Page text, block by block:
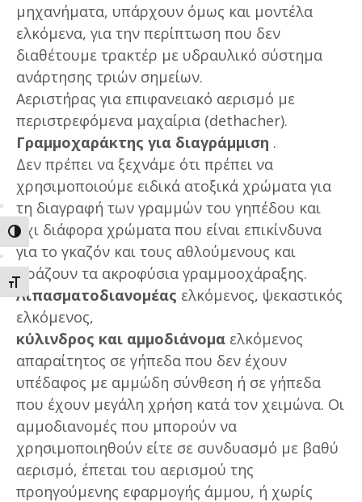
ΕΝΑΛΛΑΓΗ ΥΨΗΛΗΣ ΑΝΤΙΘΕΣΗΣ
ΕΝΑΛΛΑΓΗ ΜΕΓΕΘΟΥΣ ΓΡΑΜΜΑΤΩΝ
μηχανήματα, υπάρχουν όμως και μοντέλα
ελκόμενα, για την περίπτωση που δεν
διαθέτουμε τρακτέρ με υδραυλικό σύστημα
ανάρτησης τριών σημείων.
Αεριστήρας για επιφανειακό αερισμό με
περιστρεφόμενα μαχαίρια (dethacher).
Γραμμοχαράκτης για διαγράμμιση .
Δεν πρέπει να ξεχνάμε ότι πρέπει να
χρησιμοποιούμε ειδικά ατοξικά χρώματα για
τη διαγραφή των γραμμών του γηπέδου και
όχι διάφορα χρώματα που είναι επικίνδυνα
για το γκαζόν και τους αθλούμενους και
φράζουν τα ακροφύσια γραμμοοχάραξης.
Λιπασματοδιανομέας ελκόμενος, ψεκαστικός
ελκόμενος,
κύλινδρος και αμμοδιάνομα ελκόμενος
απαραίτητος σε γήπεδα που δεν έχουν
υπέδαφος με αμμώδη σύνθεση ή σε γήπεδα
που έχουν μεγάλη χρήση κατά τον χειμώνα. Οι
αμμοδιανομές που μπορούν να
χρησιμοποιηθούν είτε σε συνδυασμό με βαθύ
αερισμό, έπεται του αερισμού της
προηγούμενης εφαρμογής άμμου, ή χωρίς